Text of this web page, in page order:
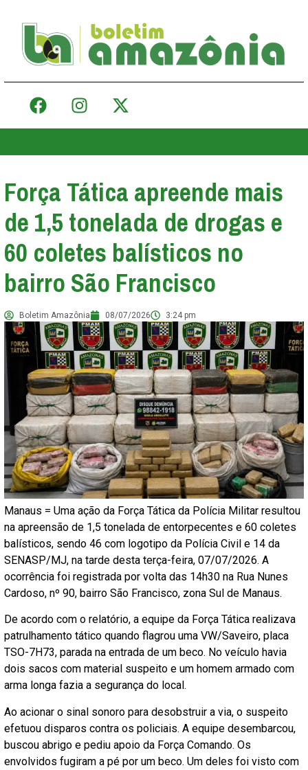
Força Tática apreende mais
de 1,5 tonelada de drogas e
60 coletes balísticos no
bairro São Francisco
Boletim Amazônia 08/07/2026 3:24 pm
Manaus = Uma ação da Força Tática da Polícia Militar resultou
na apreensão de 1,5 tonelada de entorpecentes e 60 coletes
balísticos, sendo 46 com logotipo da Polícia Civil e 14 da
SENASP/MJ, na tarde desta terça-feira, 07/07/2026. A
ocorrência foi registrada por volta das 14h30 na Rua Nunes
Cardoso, nº 90, bairro São Francisco, zona Sul de Manaus.
De acordo com o relatório, a equipe da Força Tática realizava
patrulhamento tático quando flagrou uma VW/Saveiro, placa
TSO-7H73, parada na entrada de um beco. No veículo havia
dois sacos com material suspeito e um homem armado com
arma longa fazia a segurança do local.
Ao acionar o sinal sonoro para desobstruir a via, o suspeito
efetuou disparos contra os policiais. A equipe desembarcou,
buscou abrigo e pediu apoio da Força Comando. Os
envolvidos fugiram a pé por um beco. Um deles foi visto com